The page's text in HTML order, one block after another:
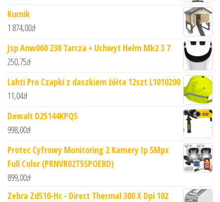
Kurnik
1 874,00zł
Jsp Anw060 230 Tarcza + Uchwyt Hełm Mk2 3 7
250,75zł
Lahti Pro Czapki z daszkiem żółta 12szt L1010200
11,04zł
Dewalt D25144KPQS
998,00zł
Protec Cyfrowy Monitoring 2 Kamery Ip 5Mpx
Full Color (PRNVR02T5SPOEBD)
899,00zł
Zebra Zd510-Hc - Direct Thermal 300 X Dpi 102